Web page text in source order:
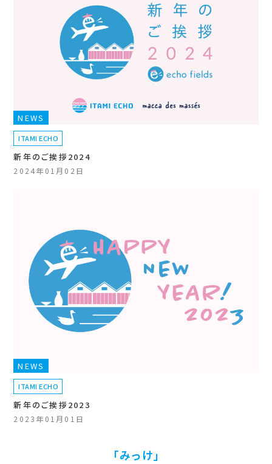
NEWS
ITAMI ECHO
新年のご挨拶2024
2024年01月02日
NEWS
ITAMI ECHO
新年のご挨拶2023
2023年01月01日
「みっけ」